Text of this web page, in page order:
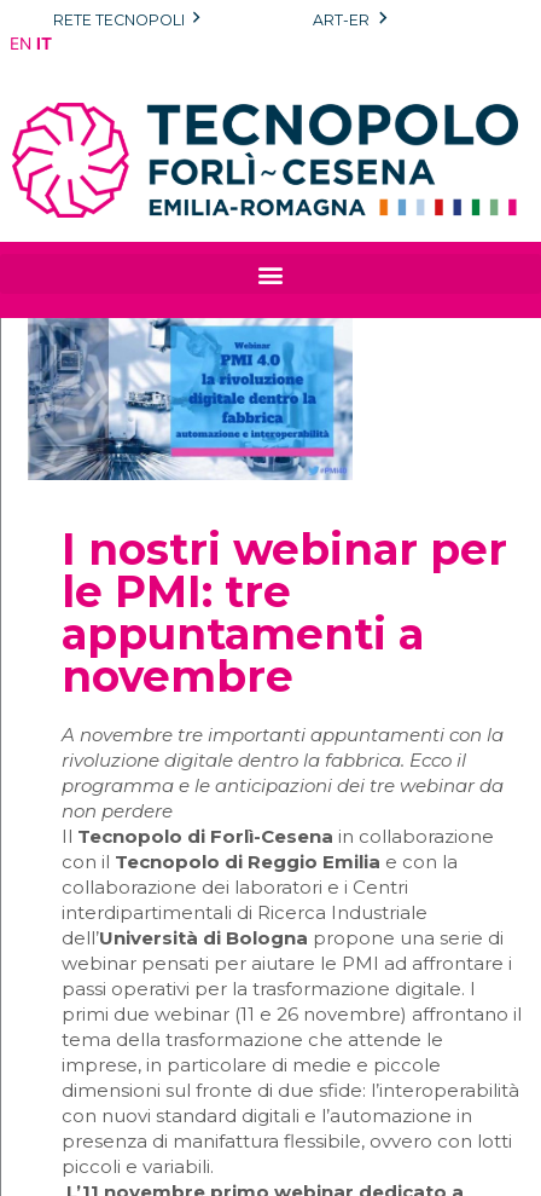
al
RETE TECNOPOLI ART-ER
EN IT
I nostri webinar per
le PMI: tre
appuntamenti a
novembre
A novembre tre importanti appuntamenti con la
rivoluzione digitale dentro la fabbrica. Ecco il
programma e le anticipazioni dei tre webinar da
non perdere
Il Tecnopolo di Forlì-Cesena in collaborazione
con il Tecnopolo di Reggio Emilia e con la
collaborazione dei laboratori e i Centri
interdipartimentali di Ricerca Industriale
dell’Università di Bologna propone una serie di
webinar pensati per aiutare le PMI ad affrontare i
passi operativi per la trasformazione digitale. I
primi due webinar (11 e 26 novembre) affrontano il
tema della trasformazione che attende le
imprese, in particolare di medie e piccole
dimensioni sul fronte di due sfide: l’interoperabilità
con nuovi standard digitali e l’automazione in
presenza di manifattura flessibile, ovvero con lotti
piccoli e variabili.